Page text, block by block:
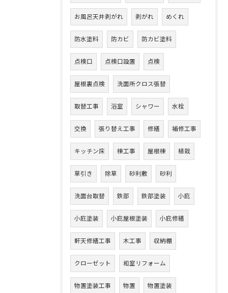
お風呂天井剥がれ 剥がれ めくれ
防水塗料 防カビ 防カビ塗料
点検口 点検口設置 点検
屋根裏点検 洗面所クロス張替
取替工事 浴室 シャワー 水栓
交換 張り替え工事 修繕 補修工事
キッチン床 棟工事 屋根棟 植栽
草引き 除草 砂利敷 砂利
洗面台取替 鉄部 鉄部塗装 小庇
小庇塗装 小庇屋根塗装 小庇修繕
軒天修繕工事 木工事 収納棚
クローゼット 和室リフォーム
物置塗装工事 物置 物置塗装